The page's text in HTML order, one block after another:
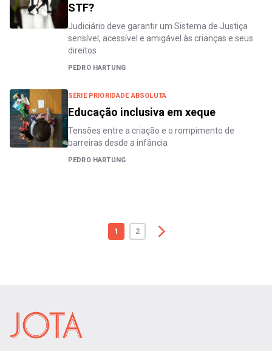
STF?
Judiciário deve garantir um Sistema de Justiça
sensível, acessível e amigável às crianças e seus
direitos
PEDRO HARTUNG
SÉRIE PRIORIDADE ABSOLUTA
Educação inclusiva em xeque
Tensões entre a criação e o rompimento de
barreiras desde a infância
PEDRO HARTUNG
1 2